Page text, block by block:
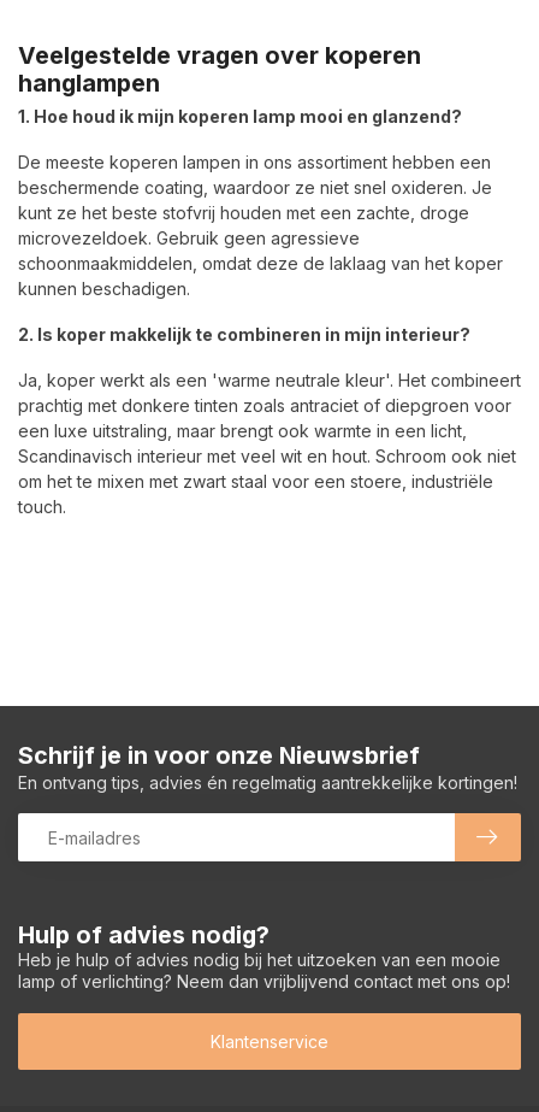
Veelgestelde vragen over koperen
hanglampen
1. Hoe houd ik mijn koperen lamp mooi en glanzend?
De meeste koperen lampen in ons assortiment hebben een
beschermende coating, waardoor ze niet snel oxideren. Je
kunt ze het beste stofvrij houden met een zachte, droge
microvezeldoek. Gebruik geen agressieve
schoonmaakmiddelen, omdat deze de laklaag van het koper
kunnen beschadigen.
2. Is koper makkelijk te combineren in mijn interieur?
Ja, koper werkt als een 'warme neutrale kleur'. Het combineert
prachtig met donkere tinten zoals antraciet of diepgroen voor
een luxe uitstraling, maar brengt ook warmte in een licht,
Scandinavisch interieur met veel wit en hout. Schroom ook niet
om het te mixen met zwart staal voor een stoere, industriële
touch.
Hulp of advies nodig?
Heb je hulp of advies nodig bij het uitzoeken van een mooie
lamp of verlichting? Neem dan vrijblijvend contact met ons op!
Klantenservice
Schrijf je in voor onze Nieuwsbrief
En ontvang tips, advies én regelmatig aantrekkelijke kortingen!